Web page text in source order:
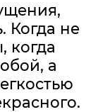
Когда не
когда
а